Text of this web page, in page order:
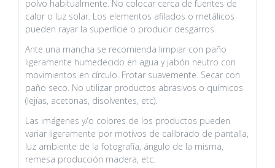
polvo habitualmente. No colocar cerca de fuentes de
calor o luz solar. Los elementos afilados o metálicos
pueden rayar la superficie o producir desgarros.
Ante una mancha se recomienda limpiar con paño
ligeramente humedecido en agua y jabón neutro con
movimientos en círculo. Frotar suavemente. Secar con
paño seco. No utilizar productos abrasivos o químicos
(lejías, acetonas, disolventes, etc).
Las imágenes y/o colores de los productos pueden
variar ligeramente por motivos de calibrado de pantalla,
luz ambiente de la fotografía, ángulo de la misma,
remesa producción madera, etc.